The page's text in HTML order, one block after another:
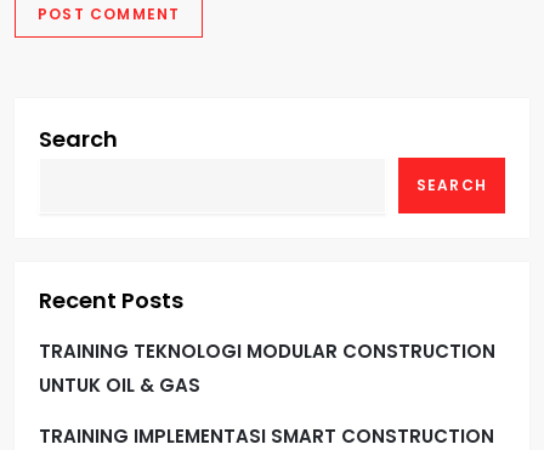
Search
SEARCH
Recent Posts
TRAINING TEKNOLOGI MODULAR CONSTRUCTION
UNTUK OIL & GAS
TRAINING IMPLEMENTASI SMART CONSTRUCTION